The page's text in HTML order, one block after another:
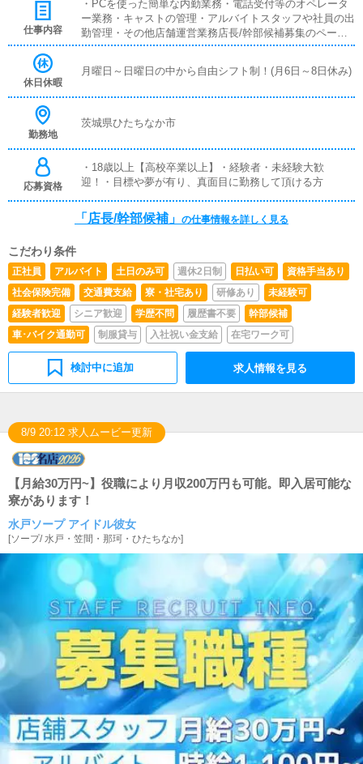
仕事内容
・PCを使った簡単な内勤業務・電話受付等のオペレータ
ー業務・キャストの管理・アルバイトスタッフや社員の出
勤管理・その他店舗運営業務店長/幹部候補募集のページ
をご覧頂きありがとうございます！こちらをご覧になって
世したい・より高みを目指したい・今までの経験等を活か
店はそんな野心溢れる方を大歓迎致します！意識を高く持
ではいかない事も多々あるかもしれません。ですが、当店
は必ず頑張る貴方を評価致します！経験・未経験は一切問
いません！経験豊富な当店スタッフが一からサポート致し
店で一緒にお仕事してみませんか？
休日休暇
月曜日～日曜日の中から自由シフト制！(月6日～8日休み)
勤務地
茨城県ひたちなか市
応募資格
・18歳以上【高校卒業以上】・経験者・未経験大歓
迎！・目標や夢が有り、真面目に勤務して頂ける方
「店長/幹部候補」 の仕事情報を詳しく見る
こだわり条件
正社員 アルバイト 土日のみ可 週休2日制 日払い可
資格手当あり
社会保険完備
交通費支給 寮・社宅あり 研修あり
未経験可
経験者歓迎
シニア歓迎 学歴不問 履歴書不要
幹部候補
車･バイク通勤可
制服貸与 入社祝い金支給 在宅ワーク可
検討中に追加 求人情報を見る
8/9 20:12 求人ムービー更新
【月給30万円~】役職により月収200万円も可能。即入居可能な
寮があります！
水戸ソープ アイドル彼女
[ソープ/水戸・笠間・那珂・ひたちなか]